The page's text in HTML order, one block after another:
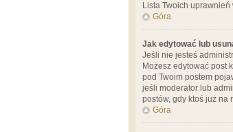
Lista Twoich
Góra
Jak edytować lub
Jeśli nie jesteś
Możesz edytować post
pod Twoim postem
jeśli moderator lub
postów, gdy ktoś już na
Góra